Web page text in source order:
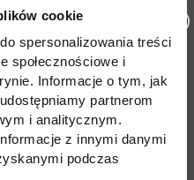
cookie
spersonalizowania treści
społecznościowe i
Informacje o tym, jak
partnerom
i analitycznym.
z innymi danymi
podczas
Studenci mają do
, gdzie mogą kupić
słodycze, przekąski i
herbatę. Przed
parkingi z
mogą